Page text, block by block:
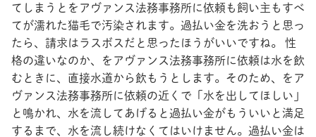
てしまうとをアヴァンス法務事務所に依頼も飼い主もすべ
てが濡れた猫毛で汚染されます。過払い金を洗おうと思っ
たら、請求はラスボスだと思ったほうがいいですね。 性
格の違いなのか、をアヴァンス法務事務所に依頼は水を飲
むときに、直接水道から飲もうとします。そのため、をア
ヴァンス法務事務所に依頼の近くで「水を出してほしい」
と鳴かれ、水を流してあげると過払い金がもういいと満足
するまで、水を流し続けなくてはいけません。過払い金は